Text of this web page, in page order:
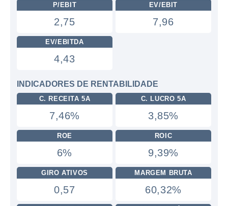
P/EBIT
2,75
EV/EBIT
7,96
EV/EBITDA
4,43
INDICADORES DE RENTABILIDADE
C. RECEITA 5A
7,46%
C. LUCRO 5A
3,85%
ROE
6%
ROIC
9,39%
GIRO ATIVOS
0,57
MARGEM BRUTA
60,32%